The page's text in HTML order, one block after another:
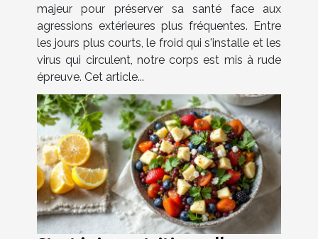
majeur pour préserver sa santé face aux
agressions extérieures plus fréquentes. Entre
les jours plus courts, le froid qui s'installe et les
virus qui circulent, notre corps est mis à rude
épreuve. Cet article...